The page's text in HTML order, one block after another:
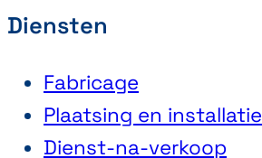
Diensten
Fabricage
Plaatsing en installatie
Dienst-na-verkoop